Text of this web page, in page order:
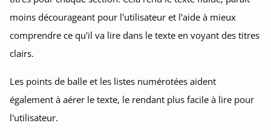
moins décourageant pour l'utilisateur et l'aide à mieux
comprendre ce qu'il va lire dans le texte en voyant des titres
clairs.
Les points de balle et les listes numérotées aident
également à aérer le texte, le rendant plus facile à lire pour
l'utilisateur.